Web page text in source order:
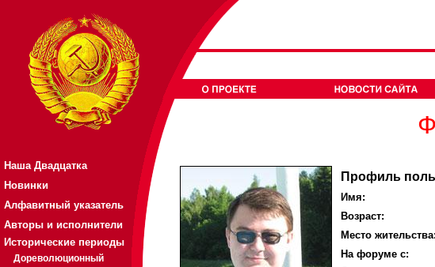
Наша Двадцатка
Новинки
Алфавитный указатель
Авторы и исполнители
Исторические периоды
Дореволюционный
Профиль
Имя:
Возраст:
Место жительства:
На форуме с: